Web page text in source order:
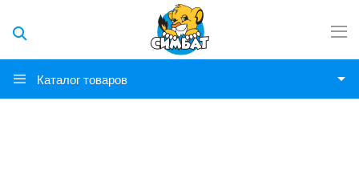
Каталог товаров